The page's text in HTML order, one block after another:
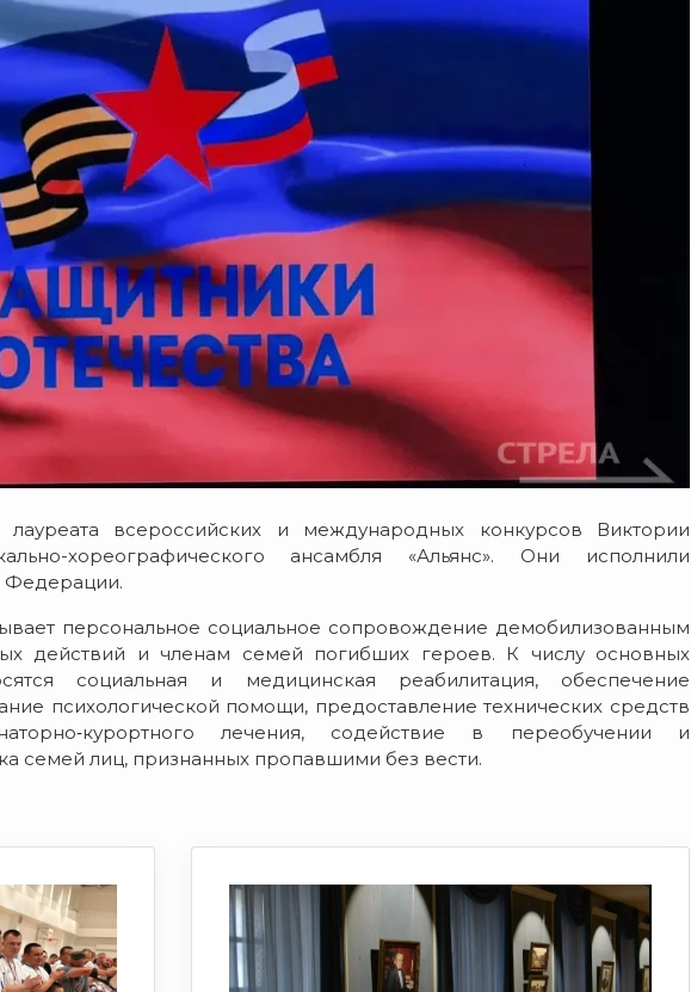
всероссийских и международных конкурсов Виктории
хореографического ансамбля «Альянс». Они исполнили
Федерации.
персональное социальное сопровождение демобилизованным
действий и членам семей погибших героев. К числу основных
социальная и медицинская реабилитация, обеспечение
психологической помощи, предоставление технических средств
лечения, содействие в переобучении и
семей лиц, признанных пропавшими без вести.